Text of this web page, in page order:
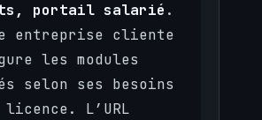
portail salarié .
entreprise cliente
les modules
selon ses besoins
L’URL